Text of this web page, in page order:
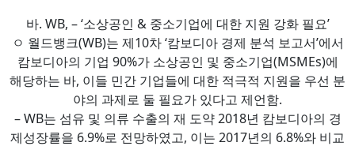
바. WB, – ‘소상공인 & 중소기업에 대한 지원 강화 필요’
ㅇ 월드뱅크(WB)는 제10차 ‘캄보디아 경제 분석 보고서’에서
캄보디아의 기업 90%가 소상공인 및 중소기업(MSMEs)에
해당하는 바, 이들 민간 기업들에 대한 적극적 지원을 우선 분
야의 과제로 둘 필요가 있다고 제언함.
– WB는 섬유 및 의류 수출의 재 도약 2018년 캄보디아의 경
제성장률을 6.9%로 전망하였고, 이는 2017년의 6.8%와 비교